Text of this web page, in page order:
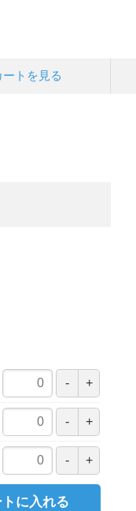
ートを見る
トに入れる